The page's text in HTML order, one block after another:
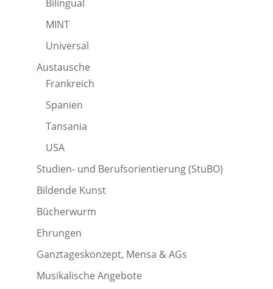
Bilingual
MINT
Universal
Austausche
Frankreich
Spanien
Tansania
USA
Studien- und Berufsorientierung (StuBO)
Bildende Kunst
Bücherwurm
Ehrungen
Ganztageskonzept, Mensa & AGs
Musikalische Angebote